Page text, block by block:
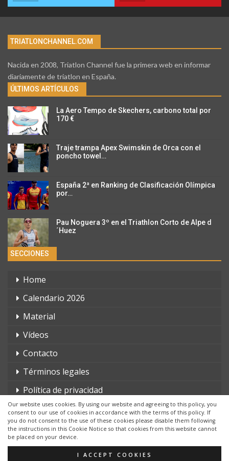
Our website uses cookies. By using our website and agreeing to this policy, you
consent to our use of cookies in accordance with the terms of this policy. If
you do not consent to the use of these cookies please disable them following
the instructions in this Cookie Notice so that cookies from this website cannot
be placed on your device.
I ACCEPT COOKIES
TRIATLONCHANNEL.COM
Nacida en 2008, Triatlon Channel fue la primera web en informar
diariamente de triatlon en España.
ÚLTIMOS ARTÍCULOS
La Aero Tempo de Skechers, carbono total por
170 €
Traje trampa Apex Swimskin de Orca con el
poncho towel…
España 2ª en Ranking de Clasificación Olímpica
por…
Pau Noguera 3º en el Triathlon Corto de Alpe d
´Huez
SECCIONES
Home
Calendario 2026
Material
Vídeos
Contacto
Términos legales
Política de privacidad
© 2026 - triatlonchannel.com. Todos los derechos reservados.
Página web creada por:Whyaweb.es